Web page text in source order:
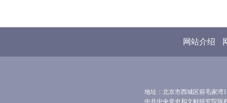
网站介绍
地址：北京市西城区前毛家湾